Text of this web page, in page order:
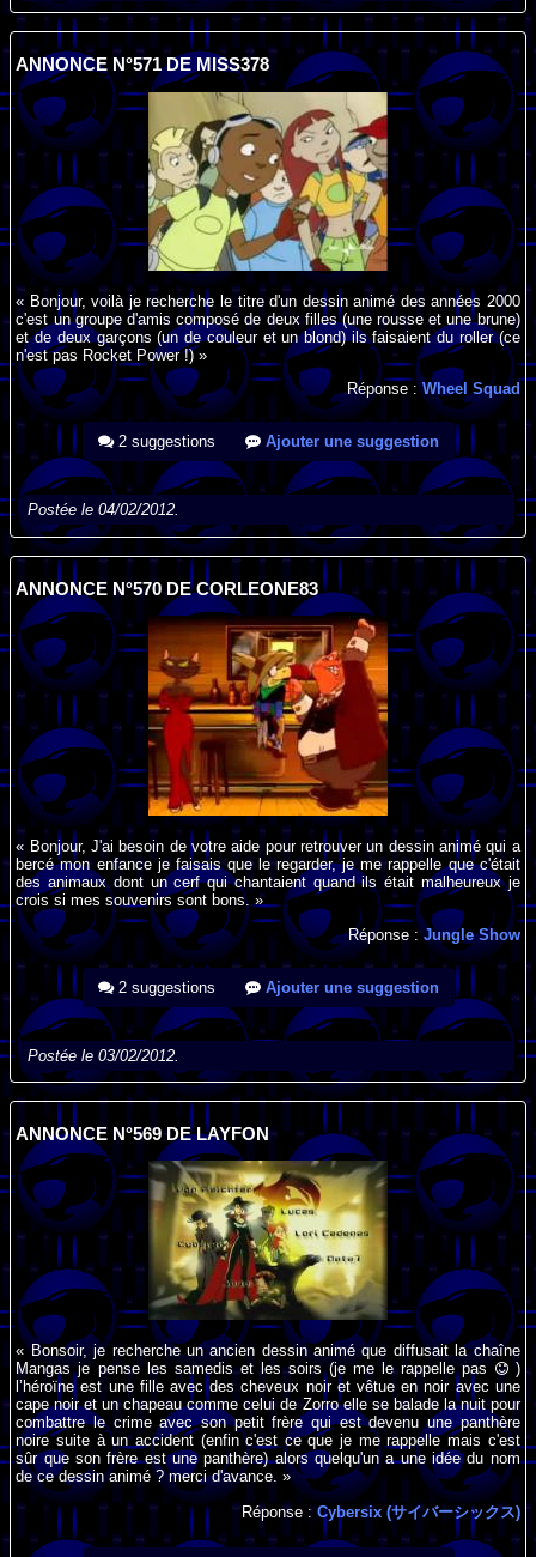
ANNONCE N°571 DE MISS378
« Bonjour, voilà je recherche le titre d'un dessin animé des années 2000
c'est un groupe d'amis composé de deux filles (une rousse et une brune)
et de deux garçons (un de couleur et un blond) ils faisaient du roller (ce
n'est pas Rocket Power !) »
Réponse :Wheel Squad
2 suggestions Ajouter une suggestion
Postée le 04/02/2012.
ANNONCE N°570 DE CORLEONE83
« Bonjour, J'ai besoin de votre aide pour retrouver un dessin animé qui a
bercé mon enfance je faisais que le regarder, je me rappelle que c'était
des animaux dont un cerf qui chantaient quand ils était malheureux je
crois si mes souvenirs sont bons. »
Réponse :Jungle Show
2 suggestions Ajouter une suggestion
Postée le 03/02/2012.
ANNONCE N°569 DE LAYFON
« Bonsoir, je recherche un ancien dessin animé que diffusait la chaîne
Mangas je pense les samedis et les soirs (je me le rappelle pas
)
l’héroïne est une fille avec des cheveux noir et vêtue en noir avec une
cape noir et un chapeau comme celui de Zorro elle se balade la nuit pour
combattre le crime avec son petit frère qui est devenu une panthère
noire suite à un accident (enfin c'est ce que je me rappelle mais c'est
sûr que son frère est une panthère) alors quelqu'un a une idée du nom
de ce dessin animé ? merci d'avance. »
Réponse : Cybersix (サイバーシックス)